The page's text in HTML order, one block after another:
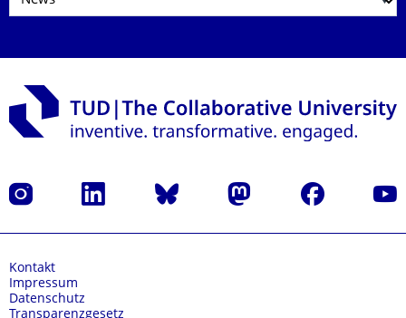
Instagram LinkedIn Bluesky Mastodon Facebook
Kontakt
Impressum
Datenschutz
Transparenzgesetz